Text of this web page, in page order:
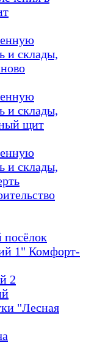
и склады,
и склады,
щит
и склады,
1" Комфорт-
2
"Лесная